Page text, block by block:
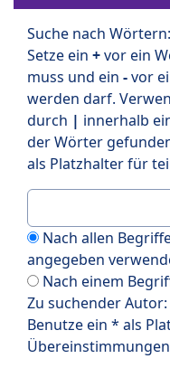
Suche nach Wörtern:
Setze ein +vor ein
muss und ein -vor
werden darf.
durch | innerhalb
der Wörter
als Platzhalter für
Nach allen
angegeben
Nach einem
Zu suchender Autor:
Benutze ein * als